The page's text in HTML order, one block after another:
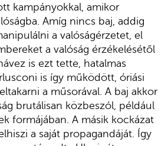
kampányokkal, amikor
Amíg nincs baj, addig
a valóságérzetet, el
a valóság érzékelésétől
is ezt tette, hatalmas
is így működött, óriási
a műsorával. A baj akkor
brutálisan közbeszól, például
formájában. A másik kockázat
a saját propagandáját. Így